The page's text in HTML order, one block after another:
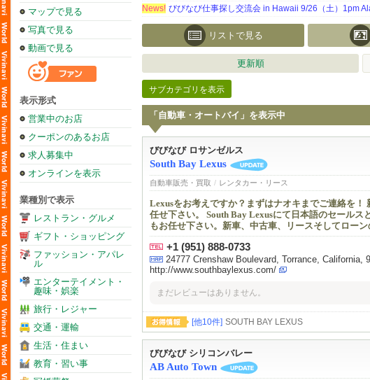
マップで見る
写真で見る
動画で見る
表示形式
営業中のお店
クーポンのあるお店
求人募集中
オンラインを表示
業種別で表示
レストラン・グルメ
ギフト・ショッピング
ファッション・アパレ
ル
エンターテイメント・
趣味・娯楽
旅行・レジャー
交通・運輸
生活・住まい
教育・習い事
News! びびなび仕事探し交流会 in Hawaii 9/26（土）1pm
リストで見る
更新順
サブカテゴリを表示
「自動車・オートバイ」を表示中
びびなび ロサンゼルス
South Bay Lexus
自動車販売・買取 / レンタカー・リース
Lexusをお考えですか？まずはナオキまでご連絡を
任せ下さい。 South Bay Lexusにて日本語のセール
もお任せ下さい。新車、中古車、リースそしてロー
+1 (951) 888-0733
24777 Crenshaw Boulevard, Torrance, California,
http://www.southbaylexus.com/
まだレビューはありません。
[他10件] SOUTH BAY LEXUS
びびなび シリコンバレー
AB Auto Town